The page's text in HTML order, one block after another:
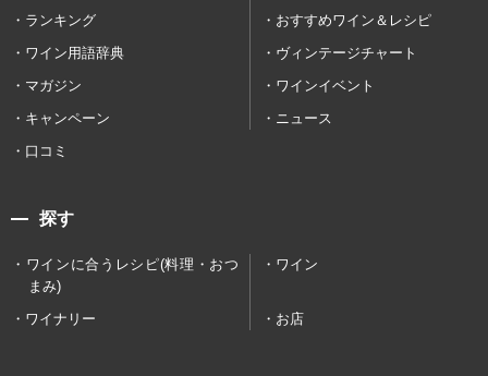
ランキング
おすすめワイン＆レシピ
ワイン用語辞典
ヴィンテージチャート
マガジン
ワインイベント
キャンペーン
ニュース
口コミ
探す
ワインに合うレシピ(料理・おつ
まみ)
ワイン
ワイナリー お店